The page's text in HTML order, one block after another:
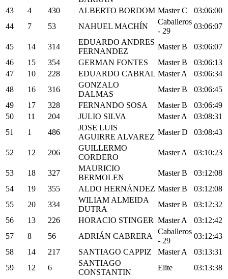
43
4 430 ALBERTO BORDOM Master C
03:06:00
44
7 53 NAHUEL MACHÍN
Caballeros
- 29
03:06:07
45 14 314
EDUARDO ANDRES
FERNANDEZ
Master B
03:06:07
46
15 354 GERMAN FONTES Master B
03:06:13
47
10 228 EDUARDO CABRAL Master A
03:06:34
48
16 316
GONZALO
DALMAS
Master B
03:06:45
49
17 328 FERNANDO SOSA Master B
03:06:49
50
11 204 JULIO SILVA Master A
03:08:31
51
1 486
JOSE LUIS
AGUIRRE ALVAREZ
Master D 03:08:43
52 12 206
GUILLERMO
CORDERO
Master A 03:10:23
53 18 327
MAURICIO
BERMOLEN
Master B
03:12:08
54
19 355 ALDO HERNÁNDEZ Master B
03:12:08
55
20 334
WILIAM ALMEIDA
DUTRA
Master B
03:12:32
56
13 226 HORACIO STINGER Master A
03:12:42
57
8 56 ADRIÁN CABRERA
Caballeros
- 29
03:12:43
58
14 217 SANTIAGO CAPPIZ Master A
03:13:31
59
12 6
SANTIAGO
CONSTANTIN
Elite 03:13:38